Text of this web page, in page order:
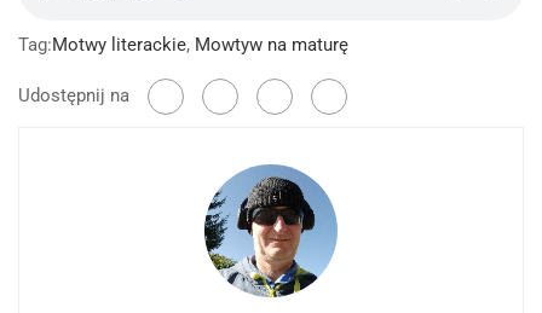
Tag:Motwy literackie, Mowtyw na maturę
Udostępnij na